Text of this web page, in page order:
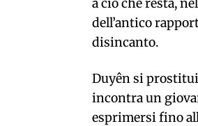
a ciò che resta,
dell’antico
disincanto.
Duyên si
incontra un
esprimersi fino